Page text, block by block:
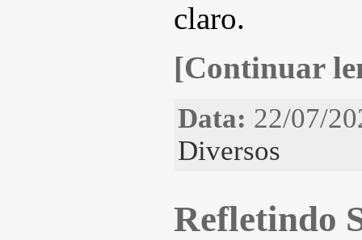
claro.
[Continuar
Data: 22/07/
Diversos
Refletindo